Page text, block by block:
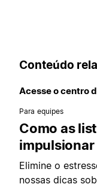
Conteúdo
Acesse o centro
Para equipes
Como as
Elimine o
nossas dicas